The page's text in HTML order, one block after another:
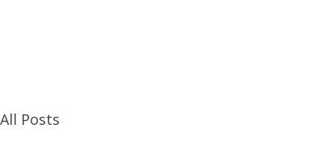
All Posts